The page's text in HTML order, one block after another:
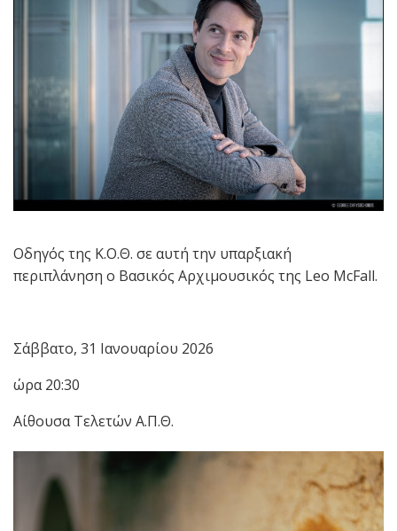
Οδηγός της Κ.Ο.Θ. σε αυτή την υπαρξιακή
περιπλάνηση ο Βασικός Αρχιμουσικός της Leo McFall.
Σάββατο, 31 Ιανουαρίου 2026
ώρα 20:30
Αίθουσα Τελετών Α.Π.Θ.